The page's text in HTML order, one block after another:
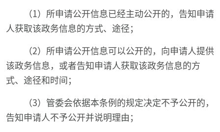
（1）所申请公开信息已经主动公开的，告知申请
人获取该政务信息的方式、途径；
（2）所申请公开信息可以公开的，向申请人提供
该政务信息，或者告知申请人获取该政务信息的方
式、途径和时间；
（3）管委会依据本条例的规定决定不予公开的，
告知申请人不予公开并说明理由；